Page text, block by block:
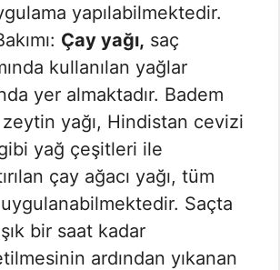
yapılabilmektedir.
Çay yağı, saç
kullanılan yağlar
yer almaktadır. Badem
zeytin yağı, Hindistan cevizi
yağ çeşitleri ile
çay ağacı yağı, tüm
Saçta
bir saat kadar
ardından yıkanan